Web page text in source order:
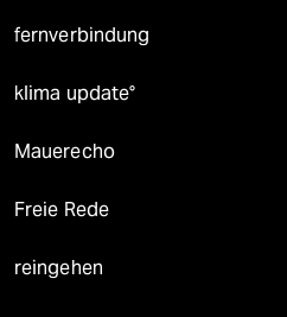
fernverbindung
klima update°
Mauerecho
Freie Rede
reingehen